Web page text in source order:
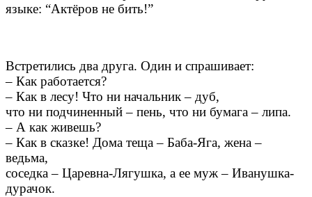
языке: “Актёров не бить!”
Встретились два друга. Один и спрашивает:
– Как работается?
– Как в лесу! Что ни начальник – дуб,
что ни подчиненный – пень, что ни бумага – липа.
– А как живешь?
– Как в сказке! Дома теща – Баба-Яга, жена –
ведьма,
соседка – Царевна-Лягушка, а ее муж – Иванушка-
дурачок.